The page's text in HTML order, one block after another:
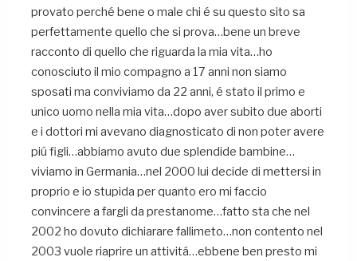
provato perché bene o male chi é su questo sito sa
perfettamente quello che si prova…bene un breve
racconto di quello che riguarda la mia vita…ho
conosciuto il mio compagno a 17 anni non siamo
sposati ma conviviamo da 22 anni, é stato il primo e
unico uomo nella mia vita…dopo aver subito due aborti
e i dottori mi avevano diagnosticato di non poter avere
piú figli…abbiamo avuto due splendide bambine…
viviamo in Germania…nel 2000 lui decide di mettersi in
proprio e io stupida per quanto ero mi faccio
convincere a fargli da prestanome…fatto sta che nel
2002 ho dovuto dichiarare fallimeto…non contento nel
2003 vuole riaprire un attivitá…ebbene ben presto mi